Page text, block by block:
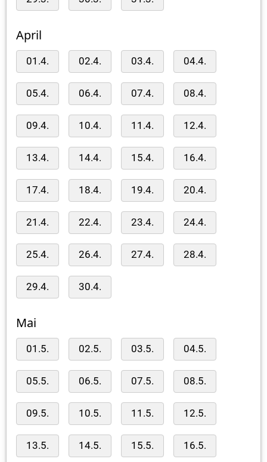
April
01.4. 02.4. 03.4. 04.4.
05.4. 06.4. 07.4. 08.4.
09.4. 10.4. 11.4. 12.4.
13.4. 14.4. 15.4. 16.4.
17.4. 18.4. 19.4. 20.4.
21.4. 22.4. 23.4. 24.4.
25.4. 26.4. 27.4. 28.4.
29.4. 30.4.
Mai
01.5. 02.5. 03.5. 04.5.
05.5. 06.5. 07.5. 08.5.
09.5. 10.5. 11.5. 12.5.
13.5. 14.5. 15.5. 16.5.